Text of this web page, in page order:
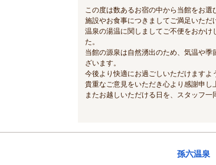
この度は数あるお宿の中から当館をお選
施設やお食事につきましてご満足いただ
温泉の湯温に関しましてご不便をおかけ
た。
当館の源泉は自然湧出のため、気温や
ざいます。
今後より快適にお過ごしいただけますよ
貴重なご意見をいただき心より感謝申し
またお越しいただける日を、スタッフ一
孫六温泉